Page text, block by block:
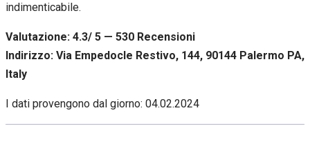
indimenticabile.
Valutazione: 4.3/ 5 — 530 Recensioni
Indirizzo: Via Empedocle Restivo, 144, 90144 Palermo PA,
Italy
I dati provengono dal giorno: 04.02.2024